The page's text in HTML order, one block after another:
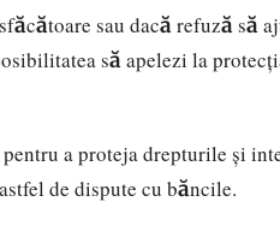
sau dacă refuză să
să apelezi la
a proteja drepturile și
de dispute cu băncile.